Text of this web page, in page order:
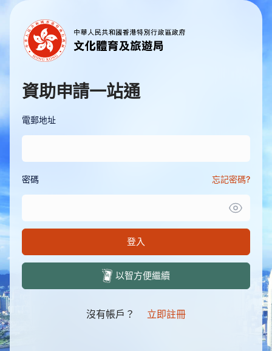
資助申請一站通
電郵地址
密碼 忘記密碼?
登入
以智方便繼續
沒有帳戶？ 立即註冊